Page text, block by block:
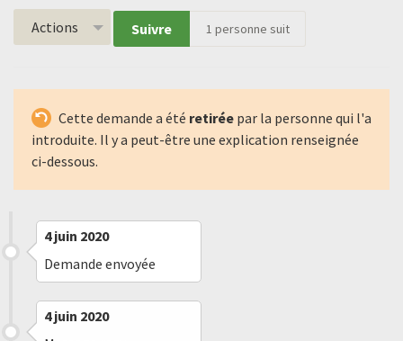
Actions Suivre 1 personne suit
Cette demande a été retirée par la personne qui l'a
introduite. Il y a peut-être une explication renseignée
ci-dessous.
4 juin 2020
Demande envoyée
4 juin 2020